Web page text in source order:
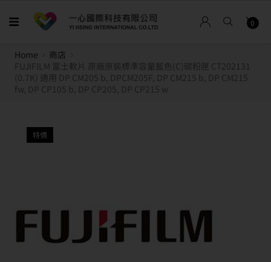
0
Home
商店
FUJIFILM 富士軟片 原廠原裝標準容量藍色(C)碳粉匣 CT202131
(0.7K) 適用 DP CM205 b, DPCM205F, DP CM215 b, DP CM215
fw, DP CP105 b, DP CP205, DP CP215 w
特價